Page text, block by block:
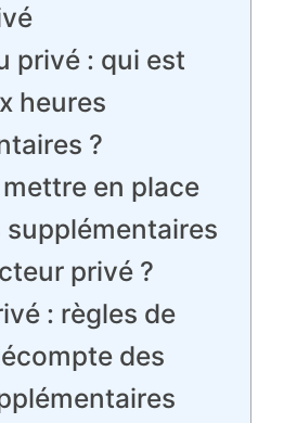
privé : qui est
heures
?
en place
supplémentaires
privé ?
: règles de
des